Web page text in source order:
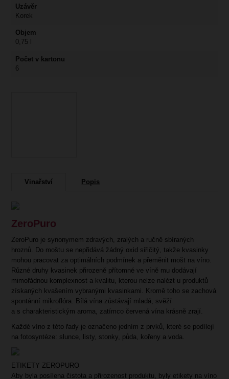
Uzávěr
Korek
Objem
0,75 l
Počet v kartonu
6
Vinařství Popis
ZeroPuro
ZeroPuro je synonymem zdravých, zralých a ručně sbíraných
hroznů. Do moštu se nepřidává žádný oxid siřičitý, takže kvasinky
mohou pracovat za optimálních podmínek a přeměnit mošt na víno.
Různé druhy kvasinek přirozeně přítomné ve víně mu dodávají
mimořádnou komplexnost a kvalitu, kterou nelze nalézt u produktů
získaných kvašením vybranými kvasinkami. Kromě toho se zachová
spontánní mikroflóra. Bílá vína zůstávají mladá, svěží
a s charakteristickým aroma, zatímco červená vína krásně zrají.
Každé víno z této řady je označeno jedním z prvků, které se podílejí
na fotosyntéze: slunce, listy, stonky, půda, kořeny a voda.
ETIKETY ZEROPURO
Aby byla posílena čistota a přirozenost produktu, byly etikety na víno